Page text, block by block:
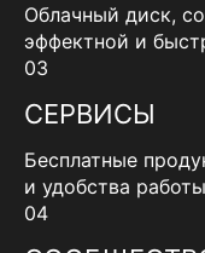
Облачный диск,
эффектной и
03
СЕРВИСЫ
Бесплатные
и удобства
04